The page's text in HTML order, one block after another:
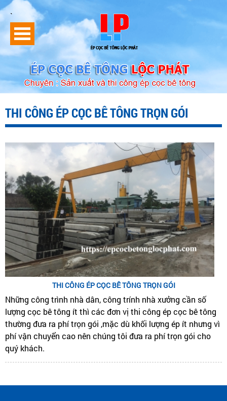
`
THI CÔNG ÉP CỌC BÊ TÔNG TRỌN GÓI
THI CÔNG ÉP CỌC BÊ TÔNG TRỌN GÓI
Những công trình nhà dân, công trính nhà xưởng cần số
lượng cọc bê tông ít thì các đơn vị thi công ép cọc bê tông
thường đưa ra phí trọn gói ,mặc dù khối lượng ép ít nhưng vì
phí vận chuyển cao nên chúng tôi đưa ra phí trọn gói cho
quý khách.